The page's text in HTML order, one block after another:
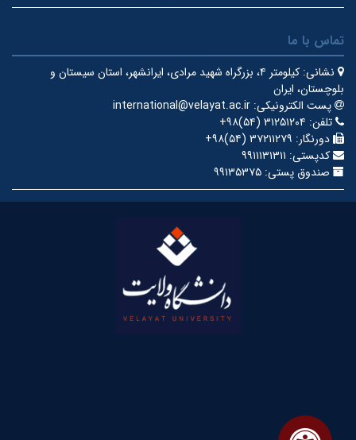
تماس با ما
نشانی:
کیلومتر ۴، بزرگراه شهید مرادی، ایرانشهر، استان سیستان و
بلوچستان، ایران
پست الکترونیکی: international@velayat.ac.ir
تلفن: ‎+۹۸(۵۴) ۳۱۲۵۱۲۰۴
دورنگار: ‎+۹۸(۵۴) ۳۷۲۱۱۲۷۹
کدپستی: ۹۹۱۱۱۳۱۳۱۱
صندوق پستی: ۹۹۱۳۵۳۷۵